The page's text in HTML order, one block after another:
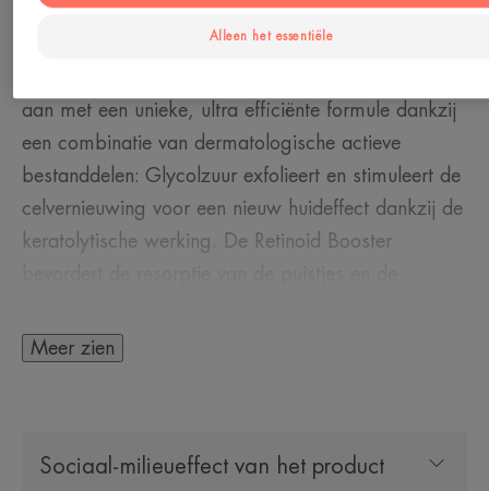
Comedomed Peelingcrème is de nieuwe
bondgenoot in de strijd tegen puistjes. Het pakt alle
aan met een unieke, ultra efficiënte formule dankzij
een combinatie van dermatologische actieve
bestanddelen: Glycolzuur exfolieert en stimuleert de
celvernieuwing voor een nieuw huideffect dankzij de
keratolytische werking. De Retinoid Booster
gepatenteerde combinatie van** van Retinal, de
en totdat ze verdwijnen, gedurende maximaal 15
Meer zien
Sociaal-milieueffect van het product
Alleen het essentiële